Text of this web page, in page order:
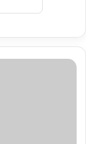
عاجل